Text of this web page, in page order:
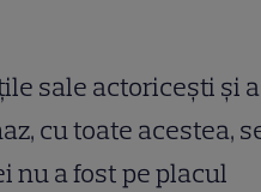
sale actoricești și a
cu toate acestea,
nu a fost pe placul